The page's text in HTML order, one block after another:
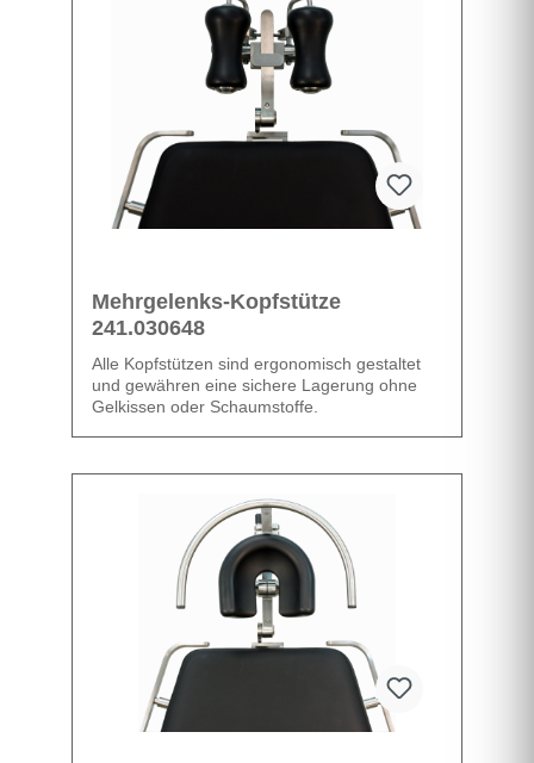
exklusive Kopfstütze.
verschiedene ergonomische
Kopfstützen erhältlich, elektrisch
verstellbar
Höhe, Kopf, Rücken, Sitz und
Beinstütze sind einzeln elektrisch
einstellbar
Fußbedienung für Fahrwerk auf
beiden Seiten
Ausfahrbare Fußplatte
3 Positionen Bremssystem:
alle Räder verriegelt
Sitzpolster: 520mm
Hub: 260mm
Höhenverstellbar zwischen 52 -
78cm
Prospekt
Mehrgelenks-Kopfstütze
241.030648
Alle Kopfstützen sind ergonomisch gestaltet
und gewähren eine sichere Lagerung ohne
Gelkissen oder Schaumstoffe.